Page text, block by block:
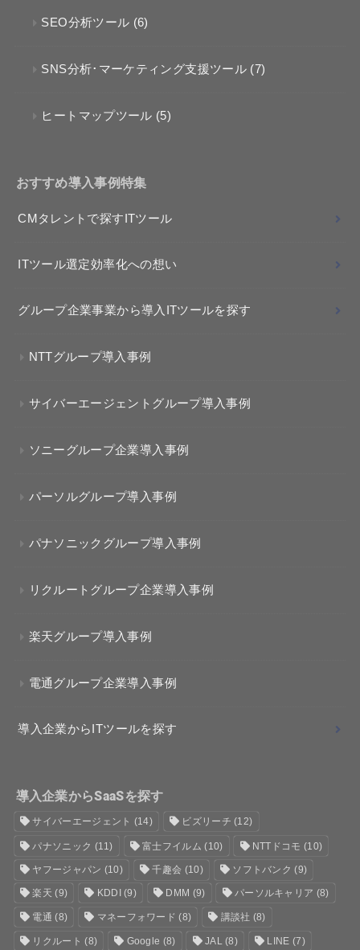
SEO分析ツール (6)
SNS分析･マーケティング支援ツール (7)
ヒートマップツール (5)
おすすめ導入事例特集
CMタレントで探すITツール
ITツール選定効率化への想い
グループ企業事業から導入ITツールを探す
NTTグループ導入事例
サイバーエージェントグループ導入事例
ソニーグループ企業導入事例
パーソルグループ導入事例
パナソニックグループ導入事例
リクルートグループ企業導入事例
楽天グループ導入事例
電通グループ企業導入事例
導入企業からITツールを探す
導入企業からSaaSを探す
サイバーエージェント (14) ビズリーチ (12)
パナソニック (11) 富士フイルム (10) NTTドコモ (10)
ヤフージャパン (10) 千趣会 (10) ソフトバンク (9)
楽天 (9) KDDI (9) DMM (9) パーソルキャリア (8)
電通 (8) マネーフォワード (8) 講談社 (8)
リクルート (8) Google (8) JAL(8) LINE (7)